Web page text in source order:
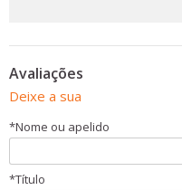
Avaliações
Deixe a sua
*Nome ou apelido
*Título